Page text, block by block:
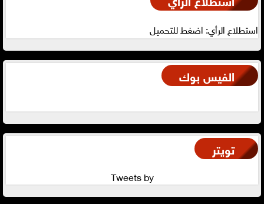
استطلاع الرأي: اضغط للتحميل
الفيس بوك
تويتر
Tweets by